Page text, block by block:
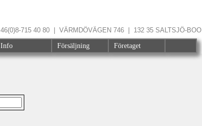
715 40 80 | VÄRMDÖVÄGEN 746 | 132 35 SALTSJÖ-BOO
Info Försäljning Företaget